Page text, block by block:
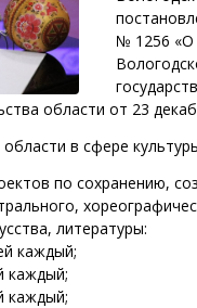
№ 1256 «О
области от 23
в сфере
по сохранению,
литературы:
каждый;
каждый;
каждый;